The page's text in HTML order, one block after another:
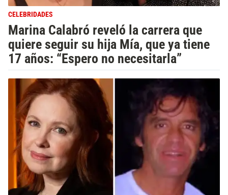
CELEBRIDADES
Marina Calabró reveló la carrera que
quiere seguir su hija Mía, que ya tiene
17 años: “Espero no necesitarla”